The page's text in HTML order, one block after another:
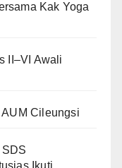
Kak Yoga
II–VI Awali
Cileungsi